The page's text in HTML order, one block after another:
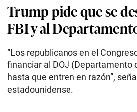
Trump pide que se
FBI y al
“Los republicanos en el
financiar al DOJ (Departamento
hasta que entren en razón”,
estadounidense.